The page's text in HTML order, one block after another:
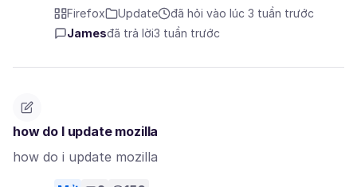
Firefox Update
đã hỏi vào lúc 3 tuần trước
Jamesđã trả lời3 tuần trước
how do I update mozilla
how do i update mozilla